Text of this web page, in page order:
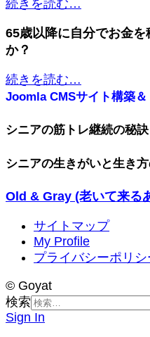
続きを読む…
65歳以降に自分でお金を
か？
続きを読む…
Joomla CMSサイト構築
シニアの筋トレ継続の秘訣
シニアの生きがいと生き
Old & Gray (老いて来る
サイトマップ
My Profile
プライバシーポリシ
© Goyat
検索
Sign In